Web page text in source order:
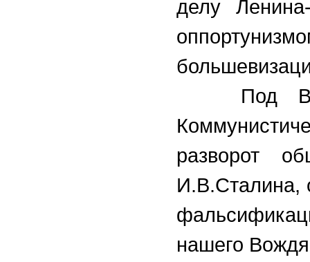
делу
Под
разворот
И.В.Сталина,
нашего